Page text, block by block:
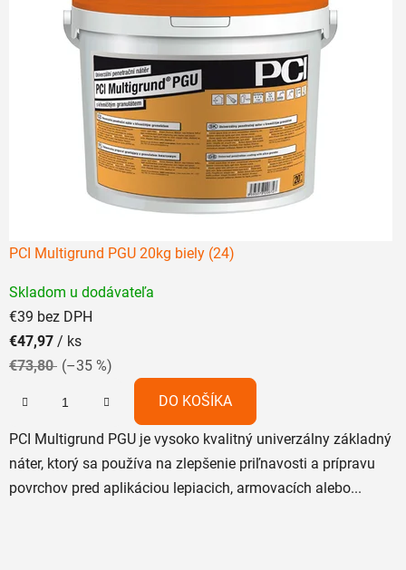
PCI Multigrund PGU 20kg biely (24)
hodnotenie
produktu
je
5,0
hviezdičiek.
Skladom u dodávateľa
€39 bez DPH
€47,97 / ks
€73,80 (–35 %)
DO KOŠÍKA
PCI Multigrund PGU je vysoko kvalitný univerzálny základný
náter, ktorý sa používa na zlepšenie priľnavosti a prípravu
povrchov pred aplikáciou lepiacich, armovacích alebo...